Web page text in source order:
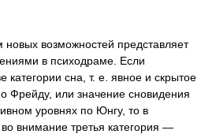
возможностей представляет
в психодраме. Если
категории сна, т. е. явное и скрытое
Фрейду, или значение сновидения
уровнях по Юнгу, то в
внимание третья категория —